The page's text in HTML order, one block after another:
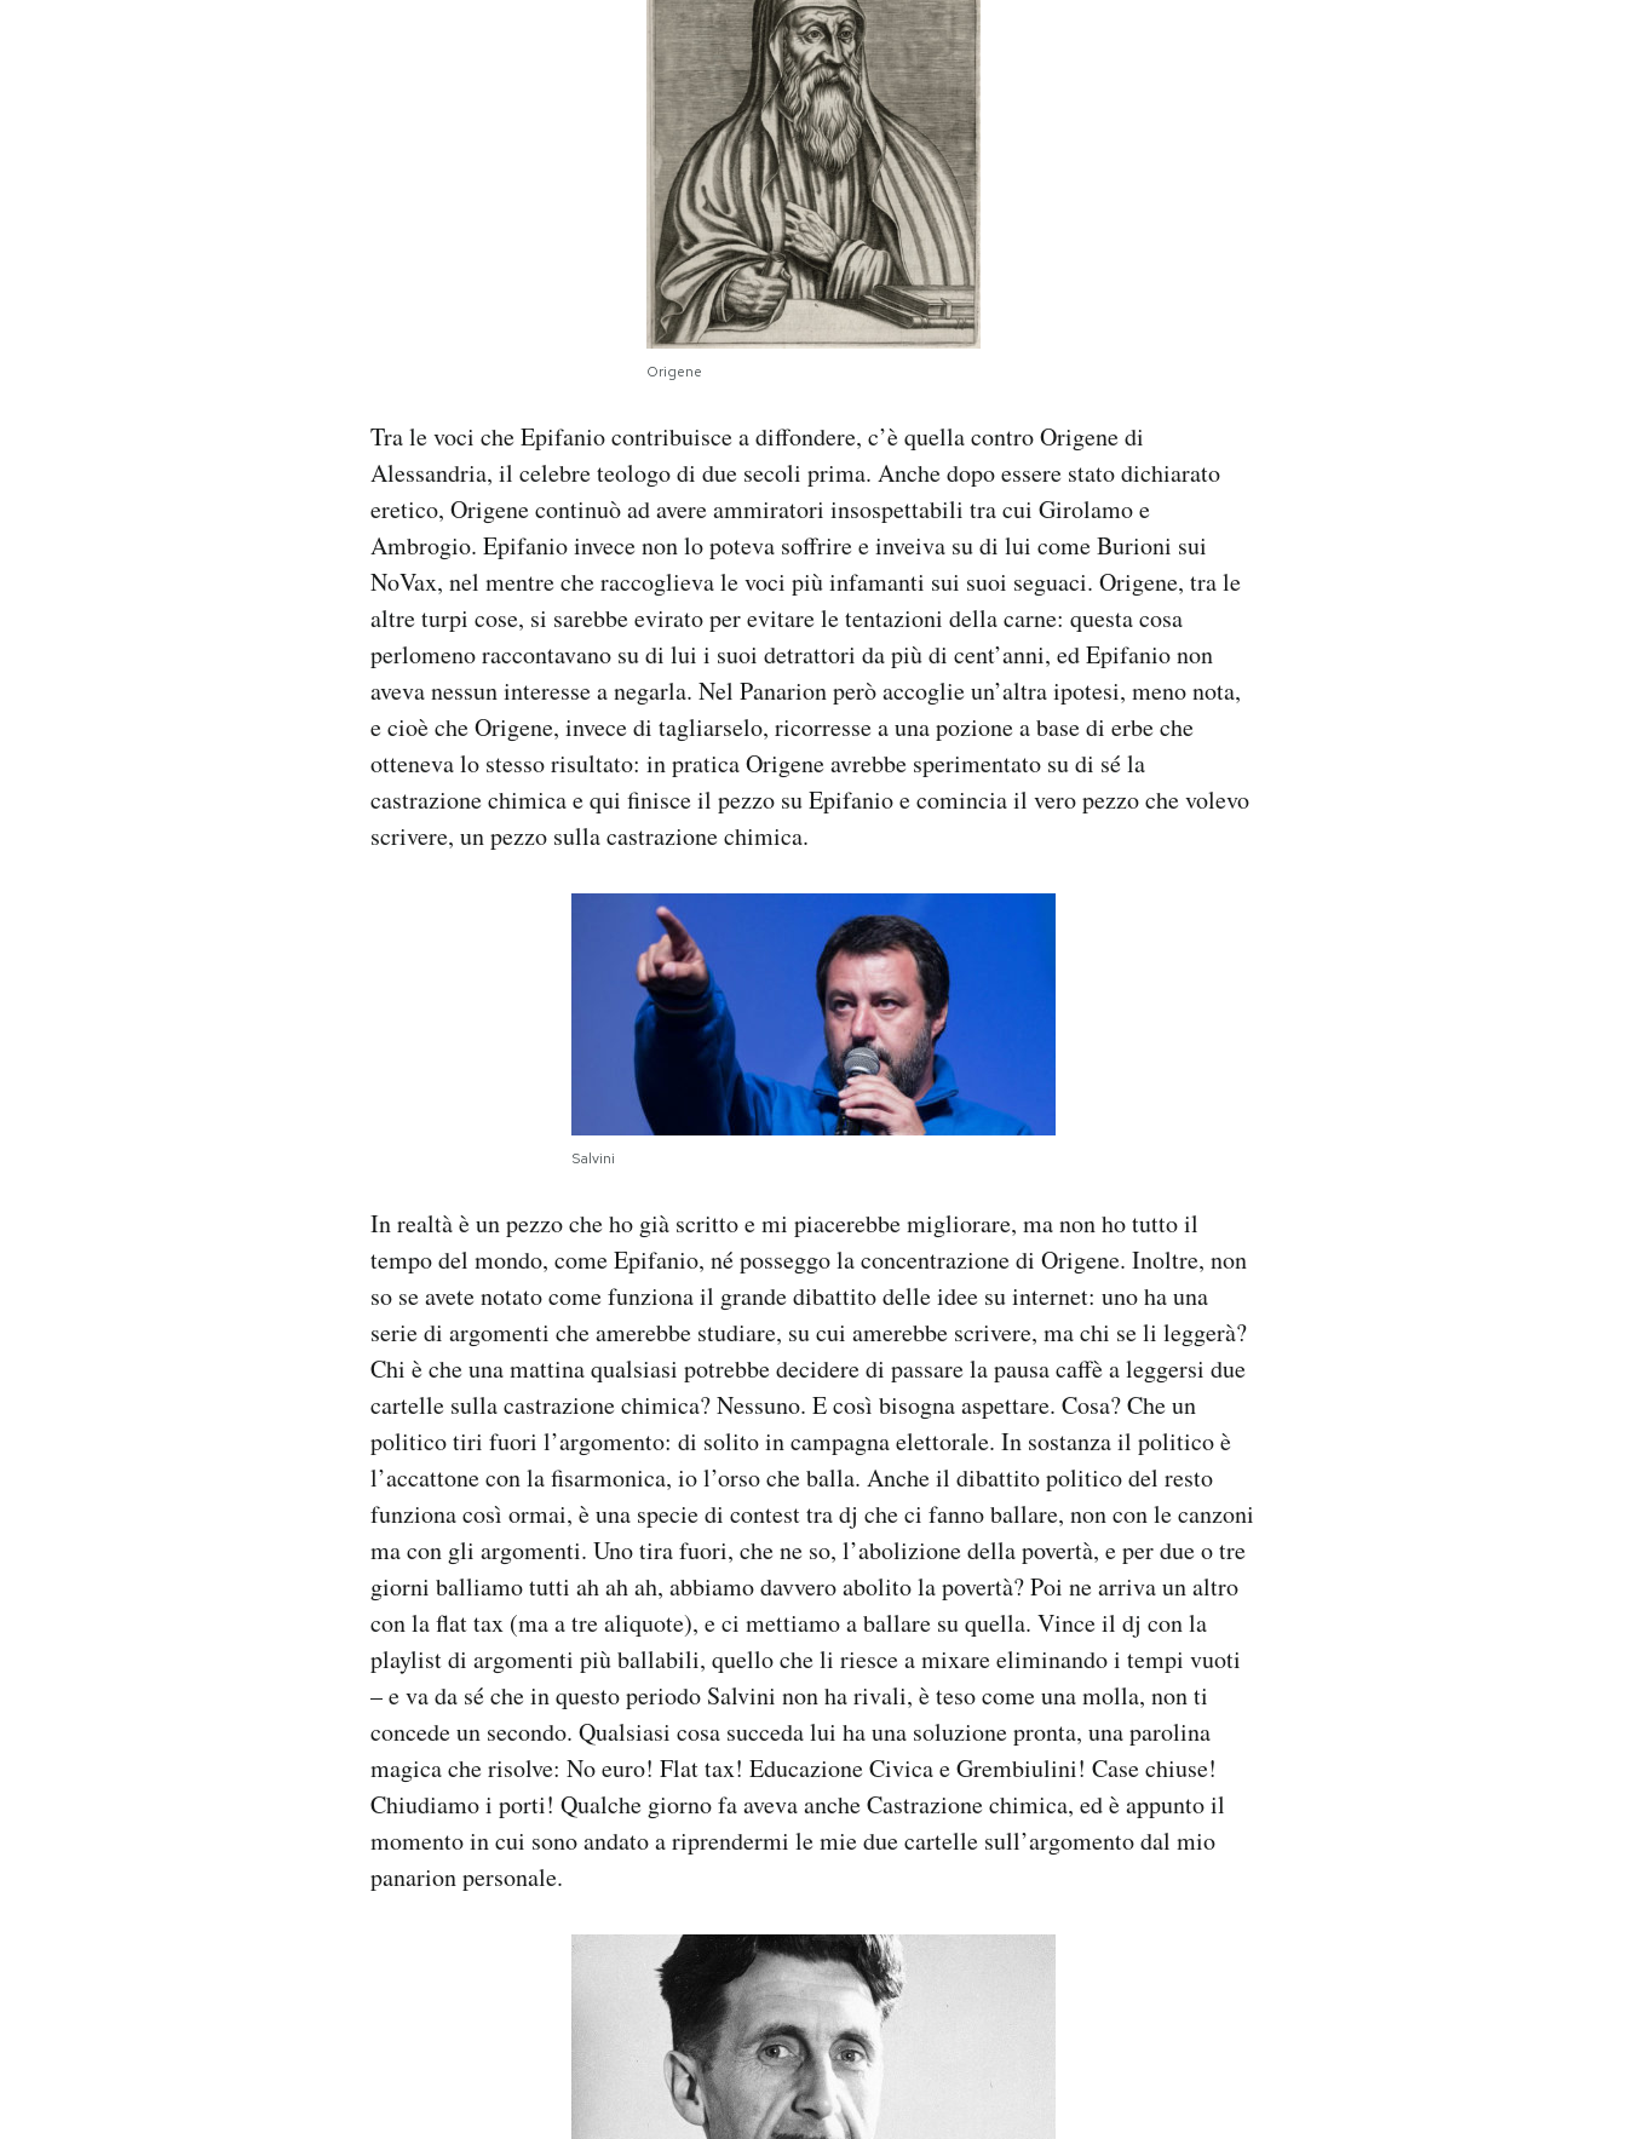
Origene
Tra le voci che Epifanio contribuisce a diffondere, c’è quella contro Origene di
Alessandria, il celebre teologo di due secoli prima. Anche dopo essere stato dichiarato
eretico, Origene continuò ad avere ammiratori insospettabili tra cui Girolamo e
Ambrogio. Epifanio invece non lo poteva soffrire e inveiva su di lui come Burioni sui
NoVax, nel mentre che raccoglieva le voci più infamanti sui suoi seguaci. Origene, tra le
altre turpi cose, si sarebbe evirato per evitare le tentazioni della carne: questa cosa
perlomeno raccontavano su di lui i suoi detrattori da più di cent’anni, ed Epifanio non
aveva nessun interesse a negarla. Nel Panarion però accoglie un’altra ipotesi, meno nota,
e cioè che Origene, invece di tagliarselo, ricorresse a una pozione a base di erbe che
otteneva lo stesso risultato: in pratica Origene avrebbe sperimentato su di sé la
castrazione chimica e qui finisce il pezzo su Epifanio e comincia il vero pezzo che volevo
scrivere, un pezzo sulla castrazione chimica.
Salvini
In realtà è un pezzo che ho già scritto e mi piacerebbe migliorare, ma non ho tutto il
tempo del mondo, come Epifanio, né posseggo la concentrazione di Origene. Inoltre, non
so se avete notato come funziona il grande dibattito delle idee su internet: uno ha una
serie di argomenti che amerebbe studiare, su cui amerebbe scrivere, ma chi se li leggerà?
Chi è che una mattina qualsiasi potrebbe decidere di passare la pausa caffè a leggersi due
cartelle sulla castrazione chimica? Nessuno. E così bisogna aspettare. Cosa? Che un
politico tiri fuori l’argomento: di solito in campagna elettorale. In sostanza il politico è
l’accattone con la fisarmonica, io l’orso che balla. Anche il dibattito politico del resto
funziona così ormai, è una specie di contest tra dj che ci fanno ballare, non con le canzoni
ma con gli argomenti. Uno tira fuori, che ne so, l’abolizione della povertà, e per due o tre
giorni balliamo tutti ah ah ah, abbiamo davvero abolito la povertà? Poi ne arriva un altro
con la flat tax (ma a tre aliquote), e ci mettiamo a ballare su quella. Vince il dj con la
playlist di argomenti più ballabili, quello che li riesce a mixare eliminando i tempi vuoti
– e va da sé che in questo periodo Salvini non ha rivali, è teso come una molla, non ti
concede un secondo. Qualsiasi cosa succeda lui ha una soluzione pronta, una parolina
magica che risolve: No euro! Flat tax! Educazione Civica e Grembiulini! Case chiuse!
Chiudiamo i porti! Qualche giorno fa aveva anche Castrazione chimica, ed è appunto il
momento in cui sono andato a riprendermi le mie due cartelle sull’argomento dal mio
panarion personale.